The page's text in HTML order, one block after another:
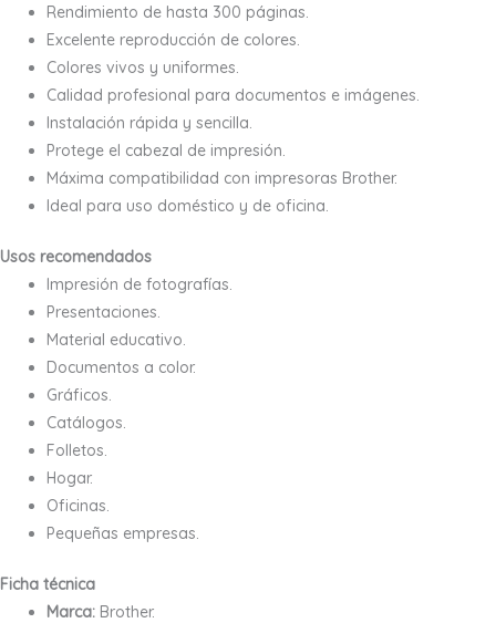
Rendimiento de hasta 300 páginas.
Excelente reproducción de colores.
Colores vivos y uniformes.
Calidad profesional para documentos e imágenes.
Instalación rápida y sencilla.
Protege el cabezal de impresión.
Máxima compatibilidad con impresoras Brother.
Ideal para uso doméstico y de oficina.
Usos recomendados
Impresión de fotografías.
Presentaciones.
Material educativo.
Documentos a color.
Gráficos.
Catálogos.
Folletos.
Hogar.
Oficinas.
Pequeñas empresas.
Ficha técnica
Marca: Brother.